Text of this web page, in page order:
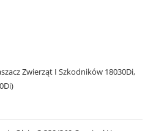
Zwierząt I Szkodników 18030Di,